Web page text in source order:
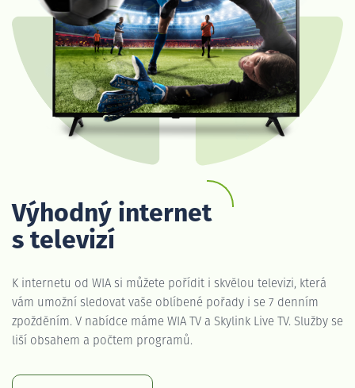
Výhodný internet
s televizí
K internetu od WIA si můžete pořídit i skvělou televizi, která
vám umožní sledovat vaše oblíbené pořady i se 7 denním
zpožděním. V nabídce máme WIA TV a Skylink Live TV. Služby se
liší obsahem a počtem programů.